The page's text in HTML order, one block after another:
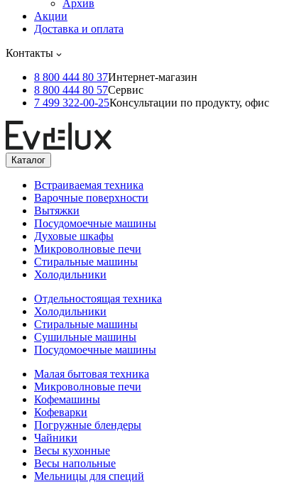
Архив
Акции
Доставка и оплата
Контакты
8 800 444 80 37Интернет-магазин
8 800 444 80 57Сервис
7 499 322-00-25Консультации по продукту, офис
Каталог
Встраиваемая техника
Варочные поверхности
Вытяжки
Посудомоечные машины
Духовые шкафы
Микроволновые печи
Стиральные машины
Холодильники
Отдельностоящая техника
Холодильники
Стиральные машины
Сушильные машины
Посудомоечные машины
Малая бытовая техника
Микроволновые печи
Кофемашины
Кофеварки
Погружные блендеры
Чайники
Весы кухонные
Весы напольные
Мельницы для специй